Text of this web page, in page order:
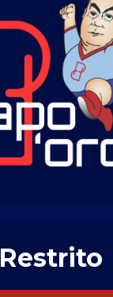
Restrito